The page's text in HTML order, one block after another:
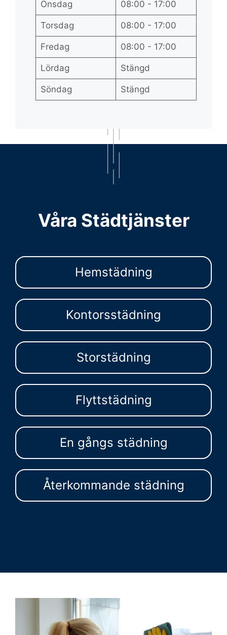
Onsdag 08:00 - 17:00
Torsdag 08:00 - 17:00
Fredag 08:00 - 17:00
Lördag Stängd
Söndag Stängd
Våra Städtjänster
Hemstädning
Kontorsstädning
Storstädning
Flyttstädning
En gångs städning
Återkommande städning